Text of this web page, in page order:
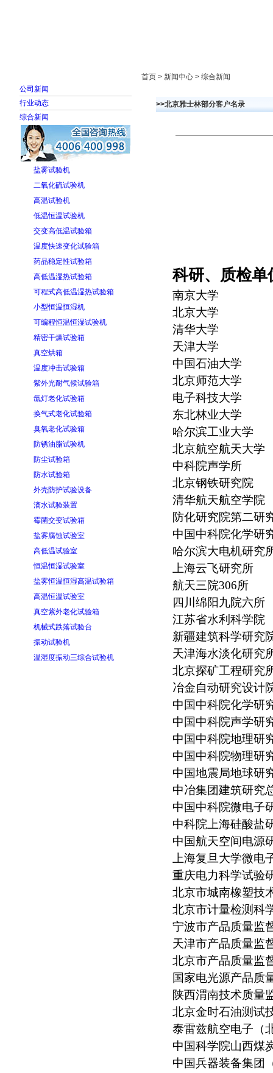
公司新闻
行业动态
综合新闻
盐雾试验机
二氧化硫试验机
高温试验机
低温恒温试验机
交变高低温试验箱
温度快速变化试验箱
药品稳定性试验箱
高低温湿热试验箱
可程式高低温湿热试验箱
小型恒温恒湿机
可编程恒温恒湿试验机
精密干燥试验箱
真空烘箱
温度冲击试验箱
紫外光耐气候试验箱
氙灯老化试验箱
换气式老化试验箱
臭氧老化试验箱
防锈油脂试验机
防尘试验箱
防水试验箱
外壳防护试验设备
滴水试验装置
霉菌交变试验箱
盐雾腐蚀试验室
高低温试验室
恒温恒湿试验室
盐雾恒温恒湿高温试验箱
高温恒温试验室
真空紫外老化试验箱
机械式跌落试验台
振动试验机
温湿度振动三综合试验机
首页 > 新闻中心 > 综合新闻
>>北京雅士林部分客户名录
科研、质检单
南京大学
北京大学
清华大学
天津大学
中国石油大学
北京师范大学
电子科技大学
东北林业大学
哈尔滨工业大学
北京航空航天大学
中科院声学所
北京钢铁研究院
清华航天航空学院
防化研究院第二研
中国中科院化学研
哈尔滨大电机研究
上海云飞研究所
航天三院306所
四川绵阳九院六所
江苏省水利科学院
新疆建筑科学研究
天津海水淡化研究
北京探矿工程研究
冶金自动研究设计
中国中科院化学研
中国中科院声学研
中国中科院地理研
中国中科院物理研
中国地震局地球研
中冶集团建筑研究
中国中科院微电子
中科院上海硅酸盐
中国航天空间电源
上海复旦大学微电
重庆电力科学试验
北京市城南橡塑技
北京市计量检测科
宁波市产品质量监
天津市产品质量监
北京市产品质量监
国家电光源产品质
陕西渭南技术质量
北京金时石油测试
泰雷兹航空电子（
中国科学院山西煤
中国兵器装备集团